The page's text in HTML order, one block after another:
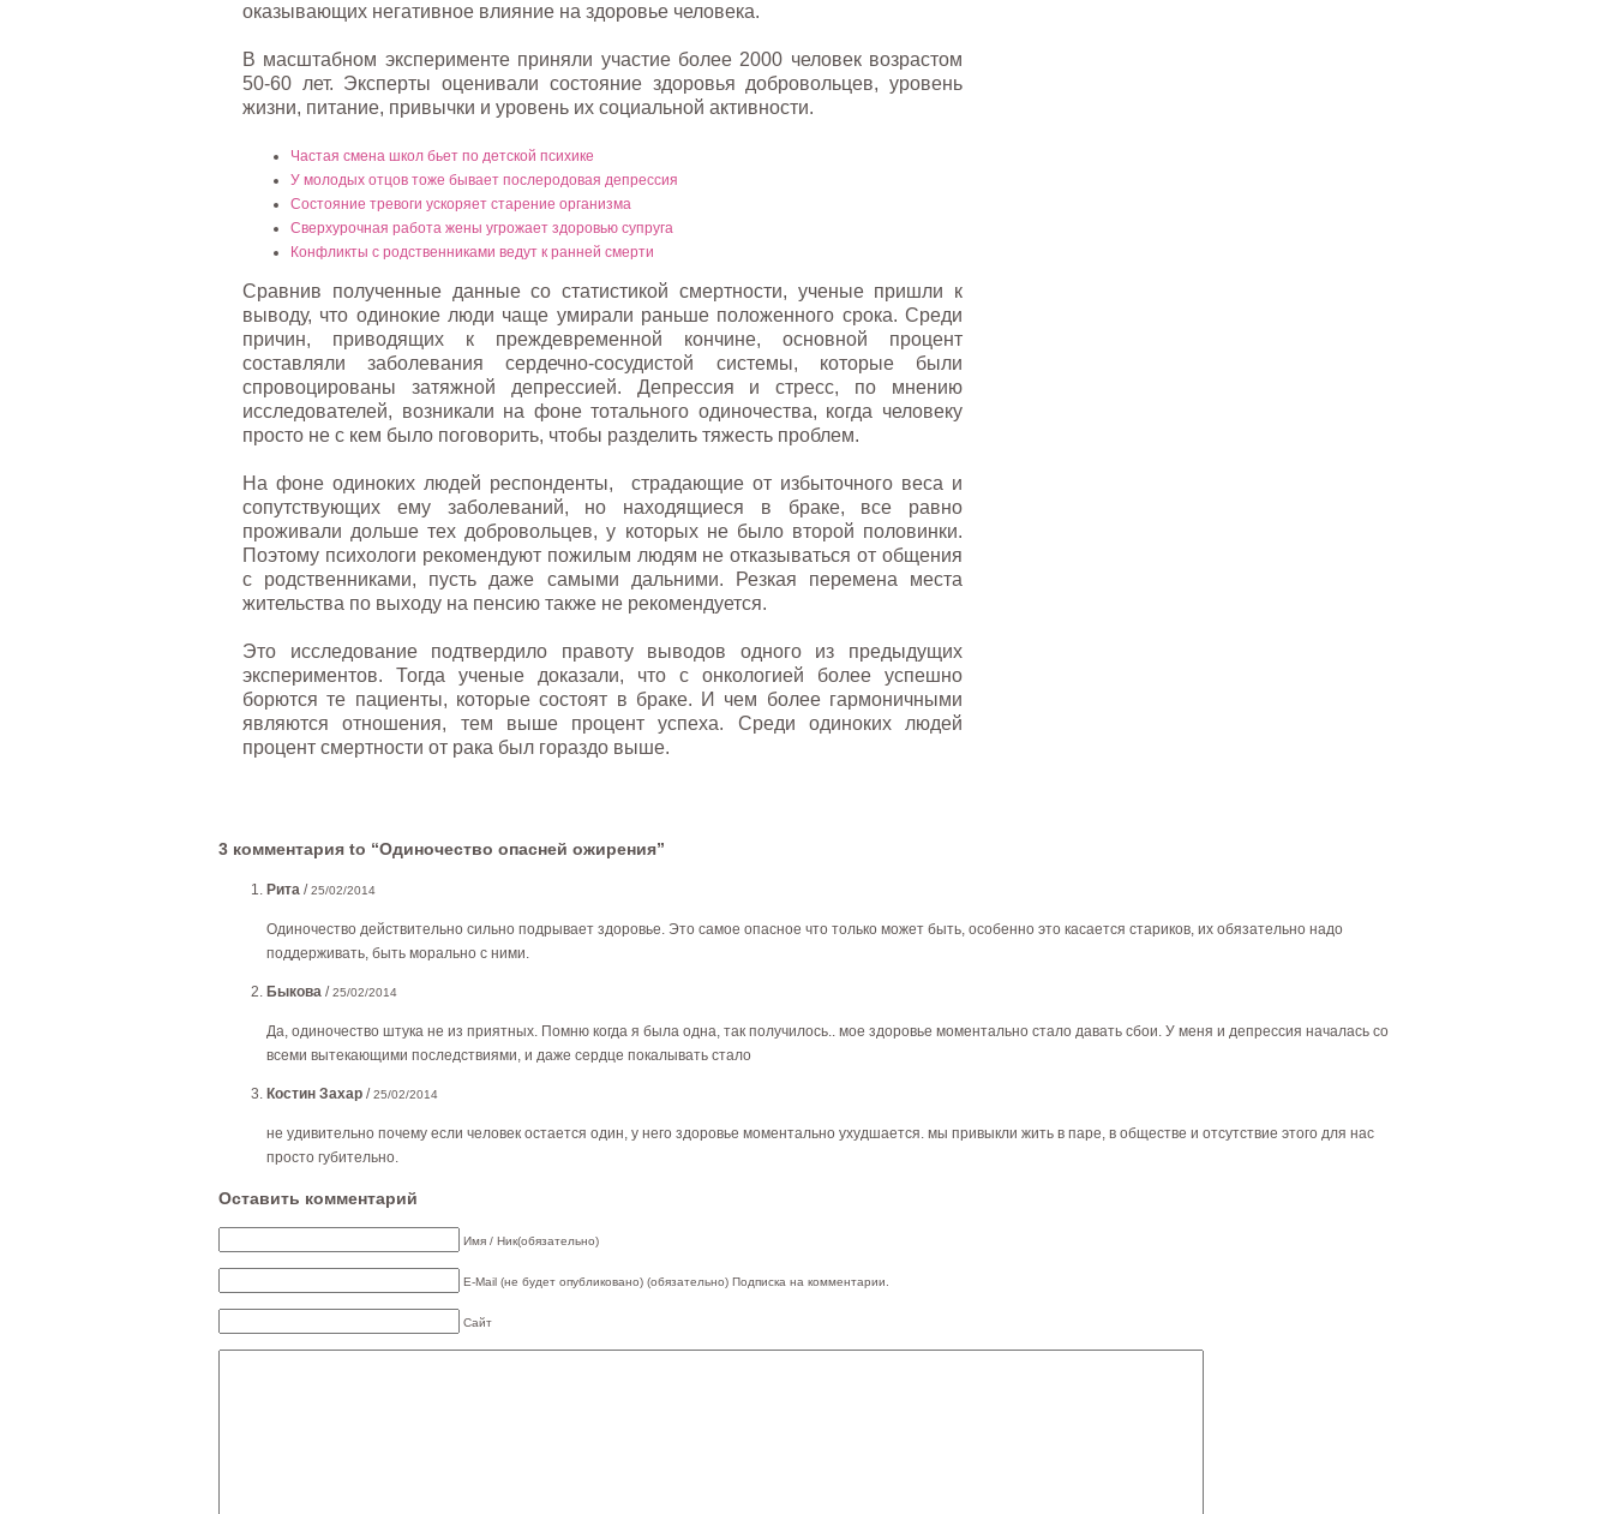
оказывающих негативное влияние на здоровье человека.
В масштабном эксперименте приняли участие более 2000 человек возрастом
50-60 лет. Эксперты оценивали состояние здоровья добровольцев, уровень
жизни, питание, привычки и уровень их социальной активности.
Частая смена школ бьет по детской психике
У молодых отцов тоже бывает послеродовая депрессия
Состояние тревоги ускоряет старение организма
Сверхурочная работа жены угрожает здоровью супруга
Конфликты с родственниками ведут к ранней смерти
Сравнив полученные данные со статистикой смертности, ученые пришли к
выводу, что одинокие люди чаще умирали раньше положенного срока. Среди
причин, приводящих к преждевременной кончине, основной процент
составляли заболевания сердечно-сосудистой системы, которые были
спровоцированы затяжной депрессией. Депрессия и стресс, по мнению
исследователей, возникали на фоне тотального одиночества, когда человеку
просто не с кем было поговорить, чтобы разделить тяжесть проблем.
На фоне одиноких людей респонденты, страдающие от избыточного веса и
сопутствующих ему заболеваний, но находящиеся в браке, все равно
проживали дольше тех добровольцев, у которых не было второй половинки.
Поэтому психологи рекомендуют пожилым людям не отказываться от общения
с родственниками, пусть даже самыми дальними. Резкая перемена места
жительства по выходу на пенсию также не рекомендуется.
Это исследование подтвердило правоту выводов одного из предыдущих
экспериментов. Тогда ученые доказали, что с онкологией более успешно
борются те пациенты, которые состоят в браке. И чем более гармоничными
являются отношения, тем выше процент успеха. Среди одиноких людей
процент смертности от рака был гораздо выше.
3 комментария to “Одиночество опасней ожирения”
Рита /25/02/2014
Одиночество действительно сильно подрывает здоровье. Это самое опасное что только может быть, особенно это касается стариков, их обязательно надо
поддерживать, быть морально с ними.
Быкова /25/02/2014
Да, одиночество штука не из приятных. Помню когда я была одна, так получилось.. мое здоровье моментально стало давать сбои. У меня и депрессия началась со
всеми вытекающими последствиями, и даже сердце покалывать стало
Костин Захар /25/02/2014
не удивительно почему если человек остается один, у него здоровье моментально ухудшается. мы привыкли жить в паре, в обществе и отсутствие этого для нас
просто губительно.
Оставить комментарий
Имя / Ник(обязательно)
E-Mail (не будет опубликовано) (обязательно) Подписка на комментарии.
Сайт